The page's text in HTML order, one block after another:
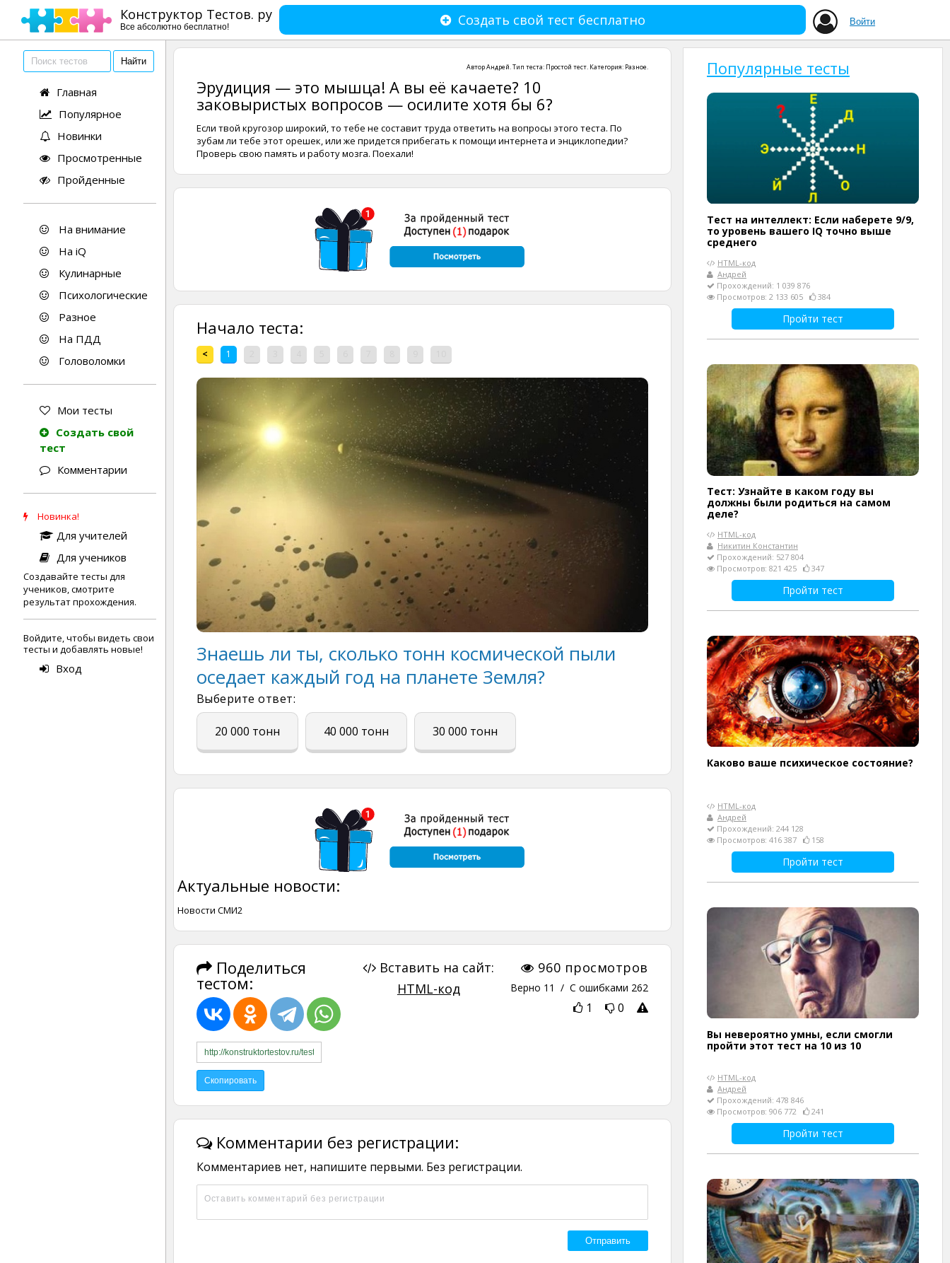
Конструктор Тестов. ру
Все абсолютно бесплатно! Войти
Создать свой тест бесплатно
Главная
Популярное
Новинки
Просмотренные
Пройденные
На внимание
На iQ
Кулинарные
Психологические
Разное
На ПДД
Головоломки
Мои тесты
Создать свой
тест
Комментарии
Новинка!
Для учителей
Для учеников
Создавайте тесты для
учеников, смотрите
результат прохождения.
Войдите, чтобы видеть свои
тесты и добавлять новые!
Вход
АвторАндрей. Тип теста: Простой тест. Категория: Разное.
Эрудиция — это мышца! А вы её качаете? 10
заковыристых вопросов — осилите хотя бы 6?
Если твой кругозор широкий, то тебе не составит труда ответить на вопросы этого теста. По
зубам ли тебе этот орешек, или же придется прибегать к помощи интернета и энциклопедии?
Проверь свою память и работу мозга. Поехали!
Начало теста:
< 1
Знаешь ли ты, сколько тонн космической пыли
оседает каждый год на планете Земля?
Выберите ответ:
20 000 тонн 40 000 тонн 30 000 тонн
Актуальные новости:
Новости СМИ2
Поделиться
тестом:
960 просмотров
Верно 11 / С ошибками 262
1 0
Вставить на сайт:
HTML-код
Комментарии без регистрации:
Комментариев нет, напишите первыми. Без регистрации.
Популярные тесты
Тест на интеллект: Если наберете 9/9,
то уровень вашего IQ точно выше
среднего
HTML-код
Андрей
Прохождений: 1 039 876
Просмотров: 2 133 605
384
Пройти тест
Тест: Узнайте в каком году вы
должны были родиться на самом
деле?
HTML-код
Никитин Константин
Прохождений: 527 804
Просмотров: 821 425
347
Пройти тест
Каково ваше психическое состояние?
HTML-код
Андрей
Прохождений: 244 128
Просмотров: 416 387
158
Пройти тест
Вы невероятно умны, если смогли
пройти этот тест на 10 из 10
HTML-код
Андрей
Прохождений: 478 846
Просмотров: 906 772
241
Пройти тест